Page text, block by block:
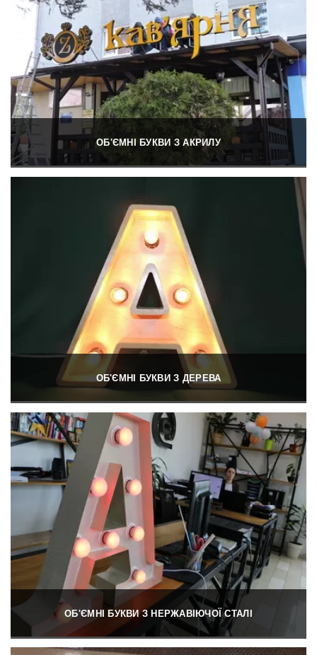
ОБ'ЄМНІ БУКВИ З АКРИЛУ
ОБ'ЄМНІ БУКВИ З ДЕРЕВА
ОБ'ЄМНІ БУКВИ З НЕРЖАВІЮЧОЇ СТАЛІ